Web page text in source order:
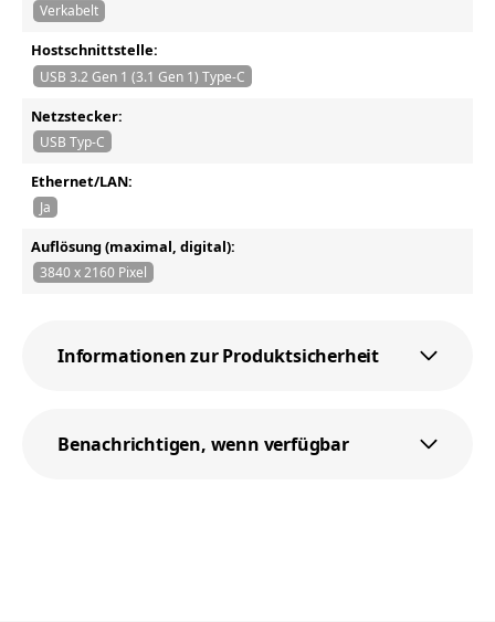
Verkabelt
Hostschnittstelle:
USB 3.2 Gen 1 (3.1 Gen 1) Type-C
Netzstecker:
USB Typ-C
Ethernet/LAN:
Ja
Auflösung (maximal, digital):
3840 x 2160 Pixel
Informationen zur Produktsicherheit
Benachrichtigen, wenn verfügbar